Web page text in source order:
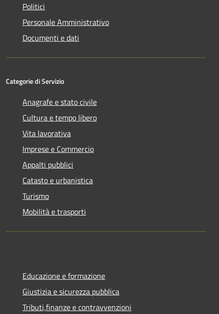
Politici
Personale Amministrativo
Documenti e dati
Categorie di Servizio
Anagrafe e stato civile
Cultura e tempo libero
Vita lavorativa
Imprese e Commercio
Appalti pubblici
Catasto e urbanistica
Turismo
Mobilità e trasporti
Educazione e formazione
Giustizia e sicurezza pubblica
Tributi,finanze e contravvenzioni